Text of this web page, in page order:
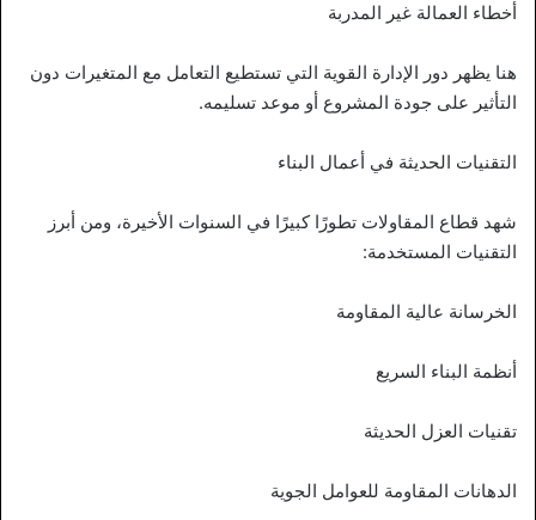
أخطاء العمالة غير المدربة
هنا يظهر دور الإدارة القوية التي تستطيع التعامل مع المتغيرات دون
التأثير على جودة المشروع أو موعد تسليمه.
التقنيات الحديثة في أعمال البناء
شهد قطاع المقاولات تطورًا كبيرًا في السنوات الأخيرة، ومن أبرز
التقنيات المستخدمة:
الخرسانة عالية المقاومة
أنظمة البناء السريع
تقنيات العزل الحديثة
الدهانات المقاومة للعوامل الجوية